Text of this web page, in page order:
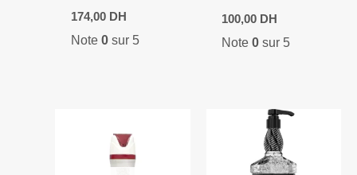
174,00 DH
Note 0sur 5
100,00 DH
Note0 sur 5